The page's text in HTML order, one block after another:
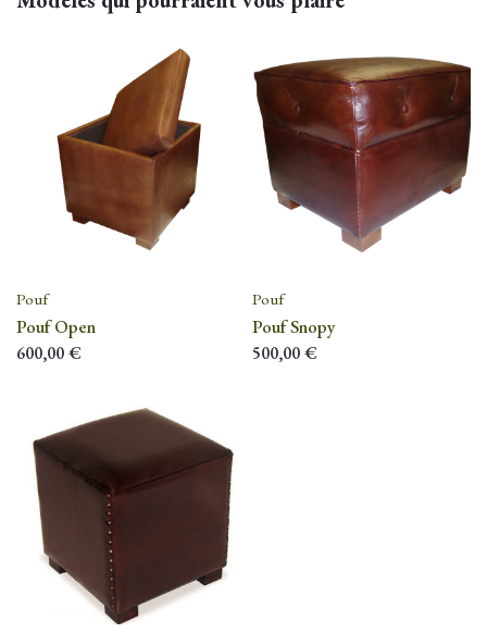
Pouf
Pouf Open
600,00€
Pouf
Pouf Snopy
500,00€